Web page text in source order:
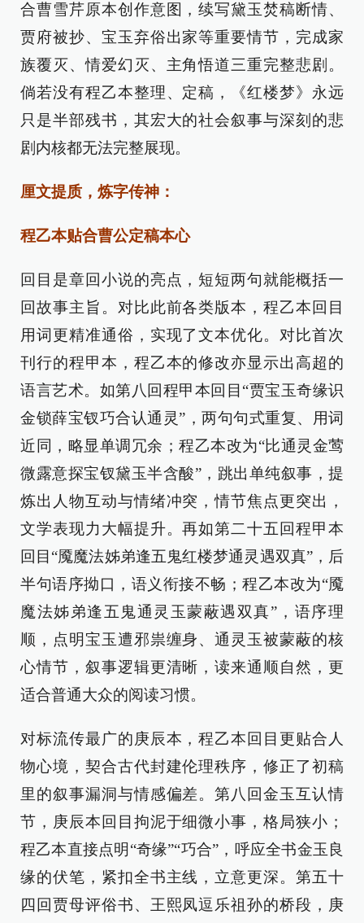
合曹雪芹原本创作意图，续写黛玉焚稿断情、
贾府被抄、宝玉弃俗出家等重要情节，完成家
族覆灭、情爱幻灭、主角悟道三重完整悲剧。
倘若没有程乙本整理、定稿，《红楼梦》永远
只是半部残书，其宏大的社会叙事与深刻的悲
剧内核都无法完整展现。
厘文提质，炼字传神：
程乙本贴合曹公定稿本心
回目是章回小说的亮点，短短两句就能概括一
回故事主旨。对比此前各类版本，程乙本回目
用词更精准通俗，实现了文本优化。对比首次
刊行的程甲本，程乙本的修改亦显示出高超的
语言艺术。如第八回程甲本回目“贾宝玉奇缘识
金锁薛宝钗巧合认通灵”，两句句式重复、用词
近同，略显单调冗余；程乙本改为“比通灵金莺
微露意探宝钗黛玉半含酸”，跳出单纯叙事，提
炼出人物互动与情绪冲突，情节焦点更突出，
文学表现力大幅提升。再如第二十五回程甲本
回目“魇魔法姊弟逢五鬼红楼梦通灵遇双真”，后
半句语序拗口，语义衔接不畅；程乙本改为“魇
魔法姊弟逢五鬼通灵玉蒙蔽遇双真”，语序理
顺，点明宝玉遭邪祟缠身、通灵玉被蒙蔽的核
心情节，叙事逻辑更清晰，读来通顺自然，更
适合普通大众的阅读习惯。
对标流传最广的庚辰本，程乙本回目更贴合人
物心境，契合古代封建伦理秩序，修正了初稿
里的叙事漏洞与情感偏差。第八回金玉互认情
节，庚辰本回目拘泥于细微小事，格局狭小；
程乙本直接点明“奇缘”“巧合”，呼应全书金玉良
缘的伏笔，紧扣全书主线，立意更深。第五十
四回贾母评俗书、王熙凤逗乐祖孙的桥段，庚